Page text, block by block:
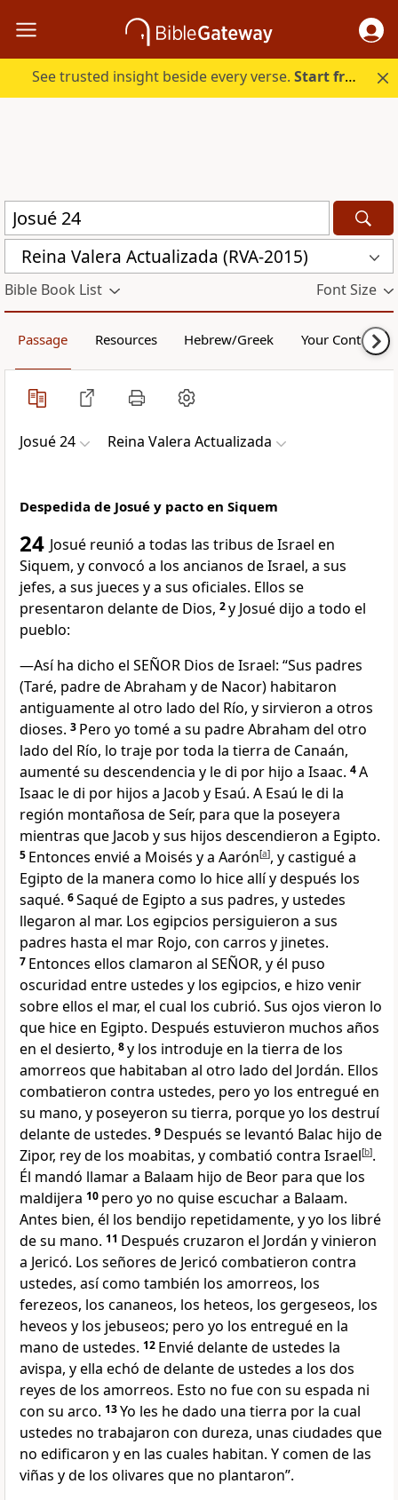
See trusted insight beside every verse.Start free.
Reina Valera Actualizada (RVA-2015)
Bible Book List Font Size
Passage Resources Hebrew/Greek Your Content
Josué 24 Reina Valera Actualizada
Despedida de Josué y pacto en Siquem
24 Josué reunió a todas las tribus de Israel en
Siquem, y convocó a los ancianos de Israel, a sus
jefes, a sus jueces y a sus oficiales. Ellos se
presentaron delante de Dios, 2y Josué dijo a todo el
pueblo:
—Así ha dicho el SEÑOR Dios de Israel: “Sus padres
(Taré, padre de Abraham y de Nacor) habitaron
antiguamente al otro lado del Río, y sirvieron a otros
dioses. 3 Pero yo tomé a su padre Abraham del otro
lado del Río, lo traje por toda la tierra de Canaán,
aumenté su descendencia y le di por hijo a Isaac. 4A
Isaac le di por hijos a Jacob y Esaú. A Esaú le di la
región montañosa de Seír, para que la poseyera
mientras que Jacob y sus hijos descendieron a Egipto.
5 Entonces envié a Moisés y a Aarón[a], y castigué a
Egipto de la manera como lo hice allí y después los
saqué. 6Saqué de Egipto a sus padres, y ustedes
llegaron al mar. Los egipcios persiguieron a sus
padres hasta el mar Rojo, con carros y jinetes.
7 Entonces ellos clamaron al SEÑOR, y él puso
oscuridad entre ustedes y los egipcios, e hizo venir
sobre ellos el mar, el cual los cubrió. Sus ojos vieron lo
que hice en Egipto. Después estuvieron muchos años
en el desierto, 8y los introduje en la tierra de los
amorreos que habitaban al otro lado del Jordán. Ellos
combatieron contra ustedes, pero yo los entregué en
su mano, y poseyeron su tierra, porque yo los destruí
delante de ustedes. 9 Después se levantó Balac hijo de
Zipor, rey de los moabitas, y combatió contra Israel[b].
Él mandó llamar a Balaam hijo de Beor para que los
maldijera 10 pero yo no quise escuchar a Balaam.
Antes bien, él los bendijo repetidamente, y yo los libré
de su mano. 11 Después cruzaron el Jordán y vinieron
a Jericó. Los señores de Jericó combatieron contra
ustedes, así como también los amorreos, los
ferezeos, los cananeos, los heteos, los gergeseos, los
heveos y los jebuseos; pero yo los entregué en la
mano de ustedes. 12 Envié delante de ustedes la
avispa, y ella echó de delante de ustedes a los dos
reyes de los amorreos. Esto no fue con su espada ni
con su arco. 13Yo les he dado una tierra por la cual
ustedes no trabajaron con dureza, unas ciudades que
no edificaron y en las cuales habitan. Y comen de las
viñas y de los olivares que no plantaron”.